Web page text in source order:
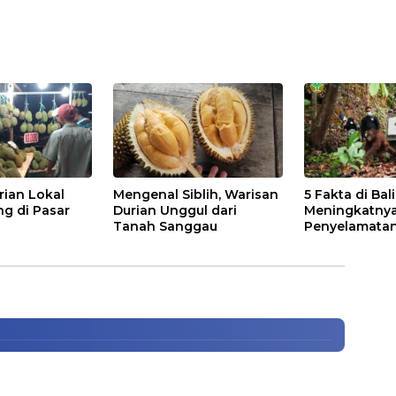
Lokal
di Pasar
Mengenal Siblih, Warisan
Durian Unggul dari
Tanah Sanggau
5 Fakta di
Kalbar